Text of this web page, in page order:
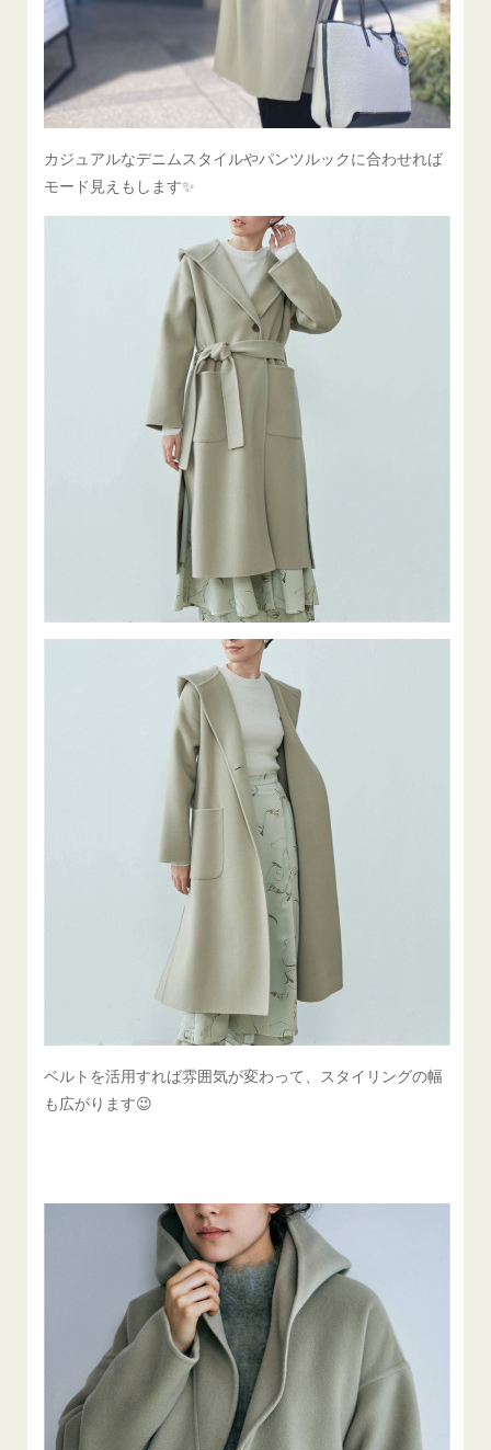
カジュアルなデニムスタイルやパンツルックに合わせれば
モード見えもします✨
ベルトを活用すれば雰囲気が変わって、スタイリングの幅
も広がります😉